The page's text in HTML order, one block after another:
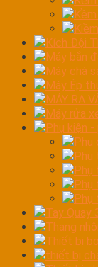
Kích Đội
Máy bắn
Máy chà
Máy Ép
MÁY RA
Máy rửa
Phụ kiện
Phụ
Phụ
Phụ
Phụ
Phụ
Tay Quay
Thang
Thiết bị
thiết bị